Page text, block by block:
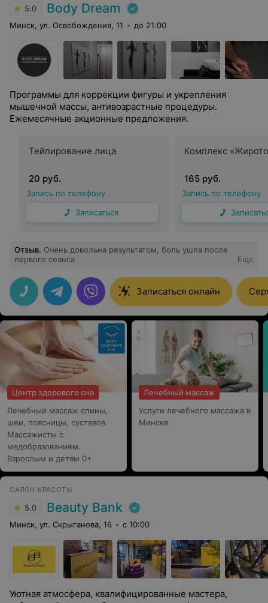
5.0 Body Dream
Минск, ул. Освобождения, 11 до 21:00
Программы для коррекции фигуры и укрепления
мышечной массы, антивозрастные процедуры.
Ежемесячные акционные предложения.
Тейпирование лица
20 руб.
Запись по телефону
Записаться
Комплекс
165 руб.
Запись по телефону
Отзыв. Очень довольна результатом, боль ушла после
первого сеанса
Еще
Записаться онлайн
Центр здорового сна
Лечебный массаж спины,
шеи, поясницы, суставов.
Массажисты с
медобразованием.
Взрослым и детям 0+
Лечебный массаж
Услуги лечебного массажа в
Минске
САЛОН КРАСОТЫ
5.0 Beauty Bank
Минск, ул. Скрыганова, 16 с 10:00
Уютная атмосфера, квалифицированные мастера,